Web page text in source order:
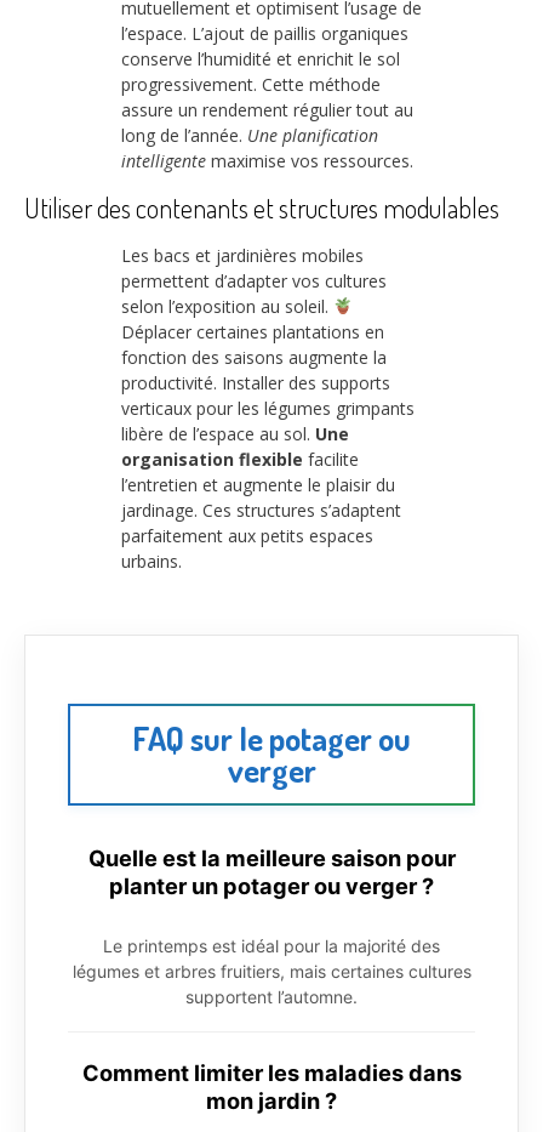
mutuellement et optimisent l’usage de
l’espace. L’ajout de paillis organiques
conserve l’humidité et enrichit le sol
progressivement. Cette méthode
assure un rendement régulier tout au
long de l’année. Une planification
intelligente maximise vos ressources.
Utiliser des contenants et structures modulables
Les bacs et jardinières mobiles
permettent d’adapter vos cultures
selon l’exposition au soleil.
Déplacer certaines plantations en
fonction des saisons augmente la
productivité. Installer des supports
verticaux pour les légumes grimpants
libère de l’espace au sol. Une
organisation flexible facilite
l’entretien et augmente le plaisir du
jardinage. Ces structures s’adaptent
parfaitement aux petits espaces
urbains.
FAQ sur le potager ou
verger
Quelle est la meilleure saison pour
planter un potager ou verger ?
Le printemps est idéal pour la majorité des
légumes et arbres fruitiers, mais certaines cultures
supportent l’automne.
Comment limiter les maladies dans
mon jardin ?